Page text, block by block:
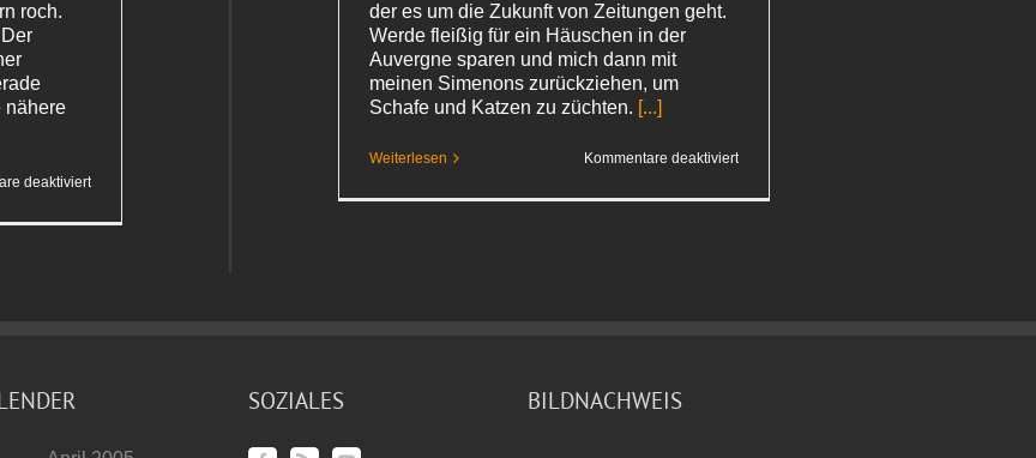
roch.
nähere
deaktiviertfür
der es um die Zukunft von Zeitungen geht.
Werde fleißig für ein Häuschen in der
Auvergne sparen und mich dann mit
meinen Simenons zurückziehen, um
Schafe und Katzen zu züchten. [...]
Weiterlesen Kommentare deaktiviertfür
SOZIALES BILDNACHWEIS